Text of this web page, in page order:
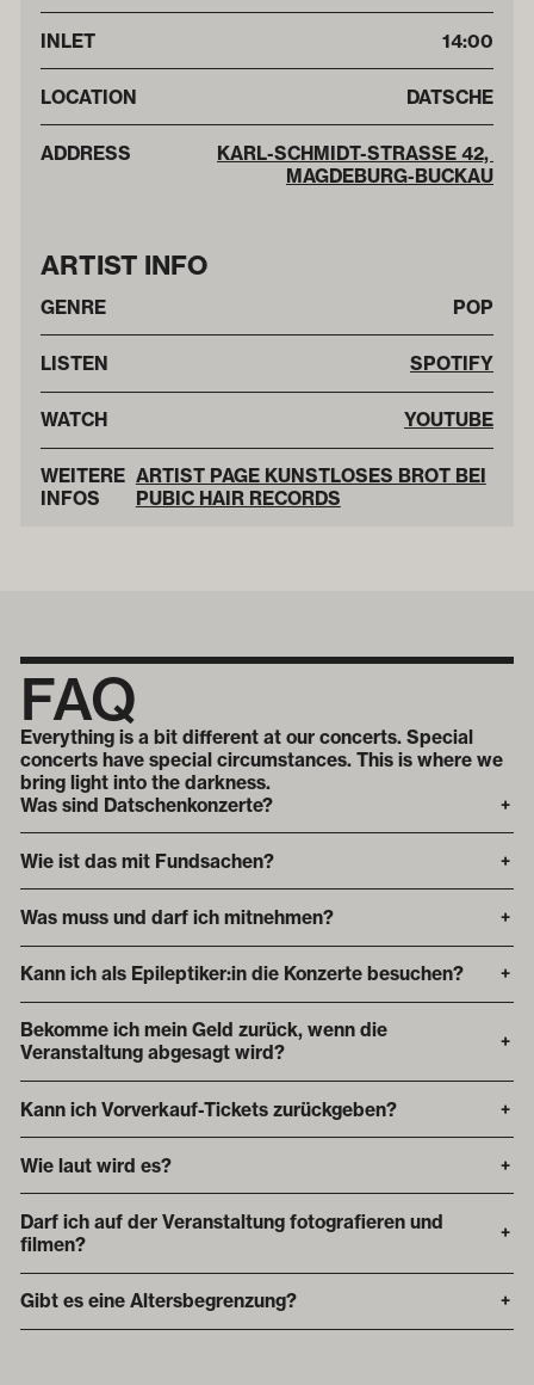
INLET 14:00
LOCATION DATSCHE
ADDRESS
KARL-SCHMIDT-STRASSE 42, M
AGDEBURG-BUCKAU
ARTIST INFO
GENRE POP
LISTEN SPOTIFY
WATCH YOUTUBE
WEITERE
INFOS
ARTIST PAGE KUNSTLOSES BROT BEI
PUBIC HAIR RECORDS
FAQ
Everything is a bit different at our concerts. Special
concerts have special circumstances. This is where we
bring light into the darkness.
Was sind Datschenkonzerte?
+
Wie ist das mit Fundsachen? +
Was muss und darf ich mitnehmen? +
Kann ich als Epileptiker:in die Konzerte besuchen? +
Bekomme ich mein Geld zurück, wenn die
Veranstaltung abgesagt wird?
+
Kann ich Vorverkauf-Tickets zurückgeben? +
Wie laut wird es? +
Darf ich auf der Veranstaltung fotografieren und
filmen?
+
Gibt es eine Altersbegrenzung? +